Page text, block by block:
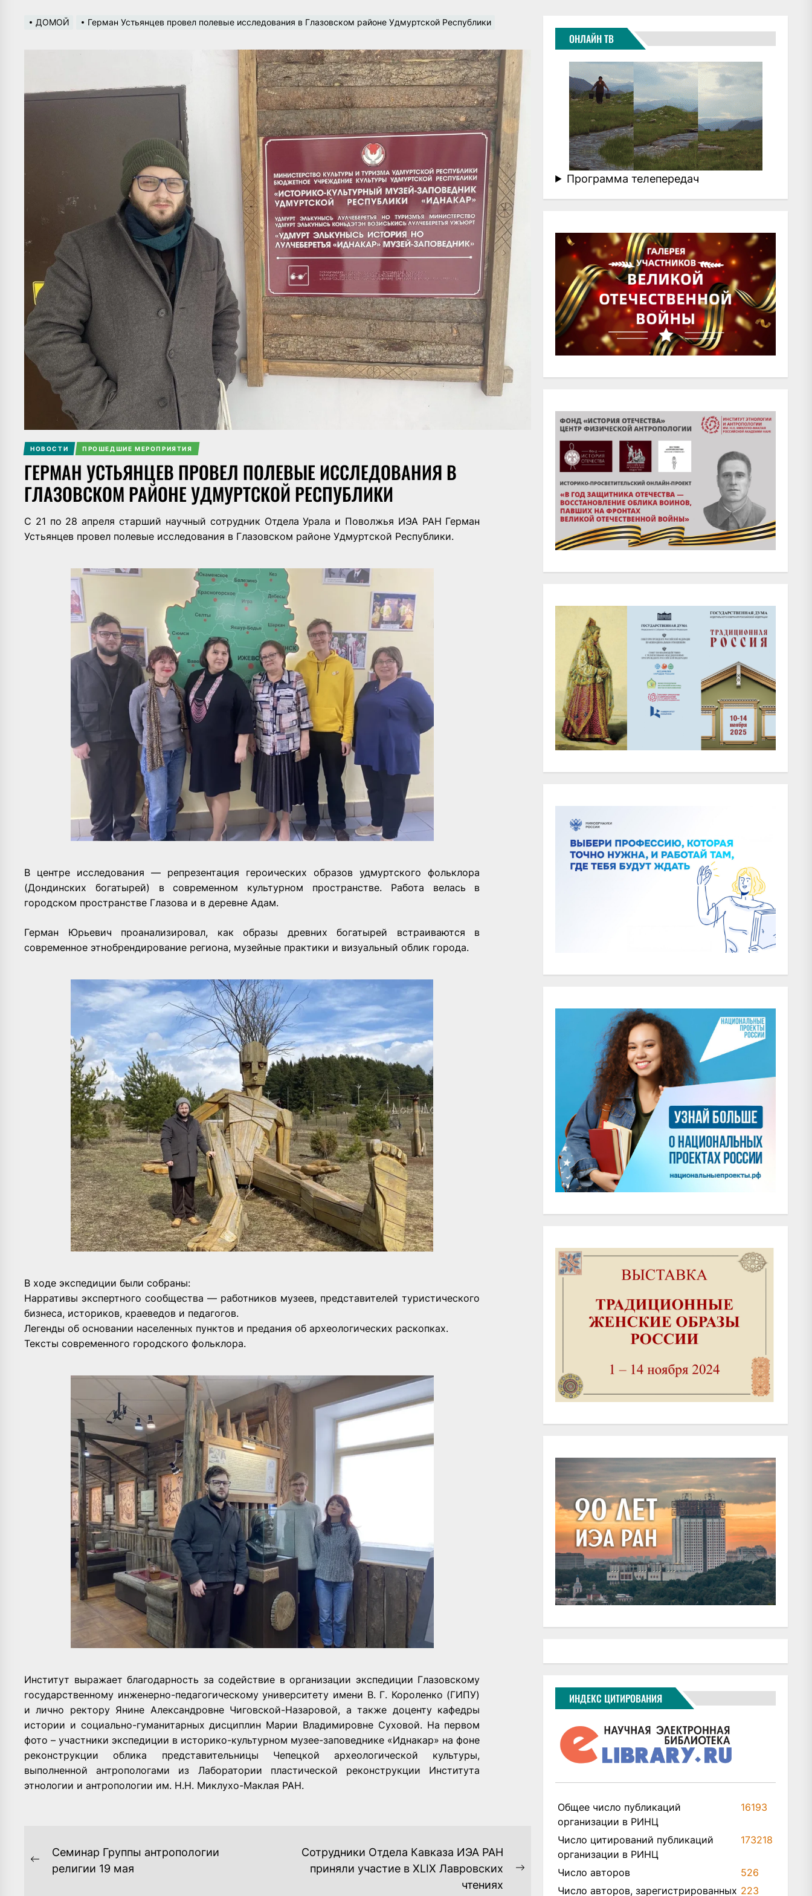
ДОМОЙ Герман Устьянцев провел полевые исследования в Глазовском районе Удмуртской Республики
НОВОСТИ ПРОШЕДШИЕ МЕРОПРИЯТИЯ
ГЕРМАН УСТЬЯНЦЕВ ПРОВЕЛ ПОЛЕВЫЕ ИССЛЕДОВАНИЯ В
ГЛАЗОВСКОМ РАЙОНЕ УДМУРТСКОЙ РЕСПУБЛИКИ
С 21 по 28 апреля старший научный сотрудник Отдела Урала и Поволжья ИЭА РАН Герман
Устьянцев провел полевые исследования в Глазовском районе Удмуртской Республики.
В центре исследования — репрезентация героических образов удмуртского фольклора
(Дондинских богатырей) в современном культурном пространстве. Работа велась в
городском пространстве Глазова и в деревне Адам.
Герман Юрьевич проанализировал, как образы древних богатырей встраиваются в
современное этнобрендирование региона, музейные практики и визуальный облик города.
В ходе экспедиции были собраны:
Нарративы экспертного сообщества — работников музеев, представителей туристического
бизнеса, историков, краеведов и педагогов.
Легенды об основании населенных пунктов и предания об археологических раскопках.
Тексты современного городского фольклора.
Институт выражает благодарность за содействие в организации экспедиции Глазовскому
государственному инженерно-педагогическому университету имени В. Г. Короленко (ГИПУ)
и лично ректору Янине Александровне Чиговской-Назаровой, а также доценту кафедры
истории и социально-гуманитарных дисциплин Марии Владимировне Суховой. На первом
фото – участники экспедиции в историко-культурном музее-заповеднике «Иднакар» на фоне
реконструкции облика представительницы Чепецкой археологической культуры,
выполненной антропологами из Лаборатории пластической реконструкции Института
этнологии и антропологии им. Н.Н. Миклухо-Маклая РАН.
НАВИГАЦИЯ
Previous
Семинар Группы антропологии
религии 19 мая
Сотрудники Отдела Кавказа ИЭА РАН
приняли участие в XLIX Лавровских
чтениях
ОНЛАЙН ТВ
Программа телепередач
ИНДЕКС ЦИТИРОВАНИЯ
Общее число публикаций
организации в РИНЦ
16193
Число цитирований публикаций
организации в РИНЦ
173218
Число авторов
526
Число авторов, зарегистрированных 223